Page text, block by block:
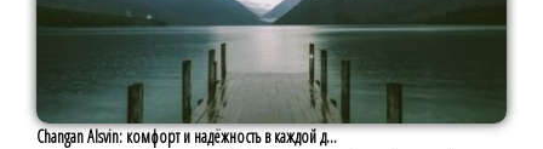
Changan Alsvin: комфорт и надёжность в каждой д...